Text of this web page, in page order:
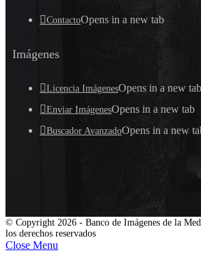
ContactoOpens in a new tab
Imágenes
Licencia ImágenesOpens in a new tab
Enviar ImágenesOpens in a new tab
Buscador AvanzadoOpens in a new
© Copyright 2026 - Banco de Imágenes de la
los derechos reservados
Close Menu